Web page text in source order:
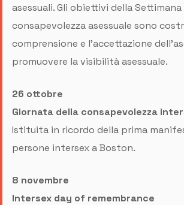
asessuali. Gli obiettivi della Settimana
consapevolezza asessuale sono
comprensione e l'accettazione
promuovere la visibilità asessuale.
26 ottobre
Giornata della consapevolezza
Istituita in ricordo della prima
persone intersex a Boston.
8 novembre
Intersex day of remembrance